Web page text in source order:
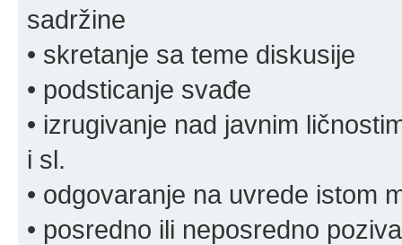
sadržine
• skretanje sa teme diskusije
• podsticanje svađe
• izrugivanje nad javnim
i sl.
• odgovaranje na uvrede istom
• posredno ili neposredno